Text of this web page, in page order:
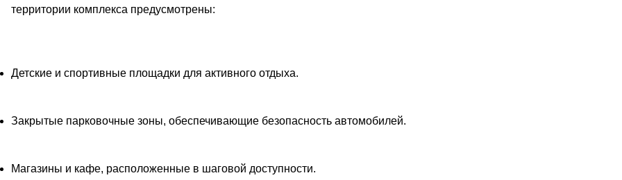
территории комплекса предусмотрены:
Детские и спортивные площадки для активного отдыха.
Закрытые парковочные зоны, обеспечивающие безопасность автомобилей.
Магазины и кафе, расположенные в шаговой доступности.